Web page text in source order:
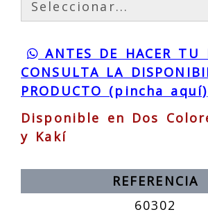
ANTES DE HACER TU
CONSULTA LA
PRODUCTO (pincha aquí)
Disponible en Dos
y Kakí
REFERENCIA
60302